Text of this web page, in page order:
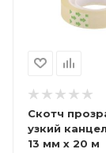
Скотч
узкий
13 мм х 20 м